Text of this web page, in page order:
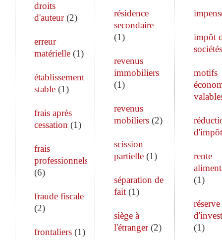
droits
d'auteur(2)
erreur
matérielle (1)
établissement
stable (1)
frais après
cessation (1)
frais
professionnels
(6)
fraude fiscale
(2)
frontaliers (1)
résidence
secondaire
(1)
revenus
immobiliers
(1)
revenus
mobiliers(2)
scission
partielle(1)
séparation de
fait(1)
siège à
l'étranger(2)
impôt
sociétés
motifs
d'impôt
rente
(1)
réserve
(1)